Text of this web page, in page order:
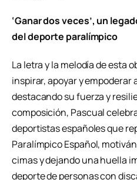
‘Ganar dos veces’, un
del deporte paralímpico
La letra y la melodía de esta
inspirar, apoyar y empoderar
destacando su fuerza y
composición, Pascual
deportistas españoles que
Paralímpico Español,
cimas y dejando una huella
deporte de personas con